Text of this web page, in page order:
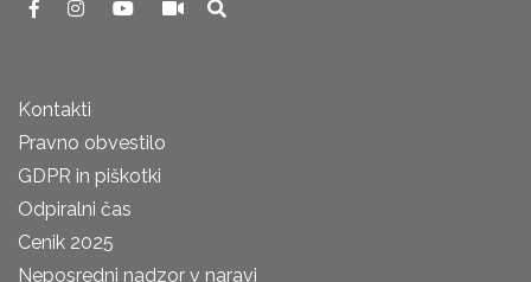
Kontakti
Pravno obvestilo
GDPR in piškotki
Odpiralni čas
Cenik 2025
Neposredni nadzor v naravi